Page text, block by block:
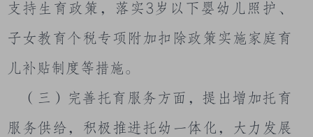
支持生育政策，落实 3 岁以下婴幼儿照护、
子女教育个税专项附加扣除政策实施家庭育
儿补贴制度等措施。
（三）完善托育服务方面，提出增加托育
服务供给，积极推进托幼一体化，大力发展